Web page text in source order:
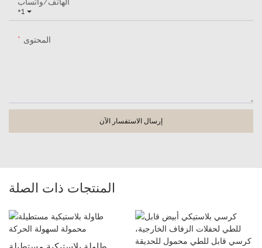
+1
المحتوى
إرسال الاستفسار الآن
المنتجات ذات الصلة